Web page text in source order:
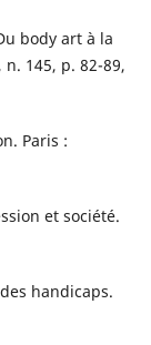
body art à la
145, p. 82-89,
Paris :
et société.
handicaps.